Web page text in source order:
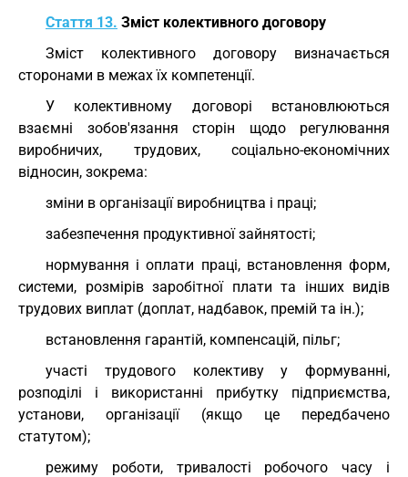
Стаття 13. Зміст колективного договору
Зміст колективного договору визначається
сторонами в межах їх компетенції.
У колективному договорі встановлюються
взаємні зобов'язання сторін щодо регулювання
виробничих, трудових, соціально-економічних
відносин, зокрема:
зміни в організації виробництва і праці;
забезпечення продуктивної зайнятості;
нормування і оплати праці, встановлення форм,
системи, розмірів заробітної плати та інших видів
трудових виплат (доплат, надбавок, премій та ін.);
встановлення гарантій, компенсацій, пільг;
участі трудового колективу у формуванні,
розподілі і використанні прибутку підприємства,
установи, організації (якщо це передбачено
статутом);
режиму роботи, тривалості робочого часу і